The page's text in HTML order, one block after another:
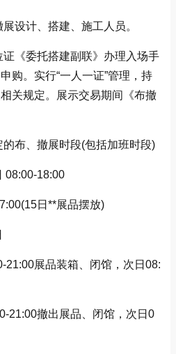
设计、搭建、施工人员。
《委托搭建副联》办理入场手
购。实行“一人一证”管理，持
关规定。展示交易期间《布撤
布、撤展时段(包括加班时段)
08:00-18:00
日**展品摆放)
21:00展品装箱、闭馆，次日08:
21:00撤出展品、闭馆，次日0